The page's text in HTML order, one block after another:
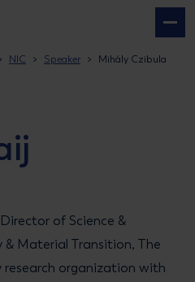
NIC Speaker Mihály Czibula
of Science &
& Material Transition, The
research organization with